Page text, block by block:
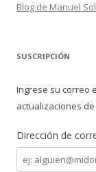
Blog de Manuel
SUSCRIPCIÓN
Ingrese su correo
actualizaciones
Dirección de
Dirección
de